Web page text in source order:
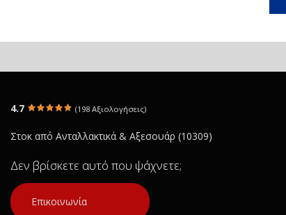
4.7 (198 Αξιολογήσεις)
Στοκ από Ανταλλακτικά & Αξεσουάρ (10309)
Δεν βρίσκετε αυτό που ψάχνετε;
Επικοινωνία